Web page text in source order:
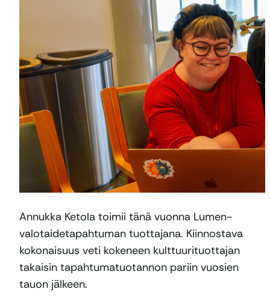
Annukka Ketola toimii tänä vuonna Lumen-
valotaidetapahtuman tuottajana. Kiinnostava
kokonaisuus veti kokeneen kulttuurituottajan
takaisin tapahtumatuotannon pariin vuosien
tauon jälkeen.